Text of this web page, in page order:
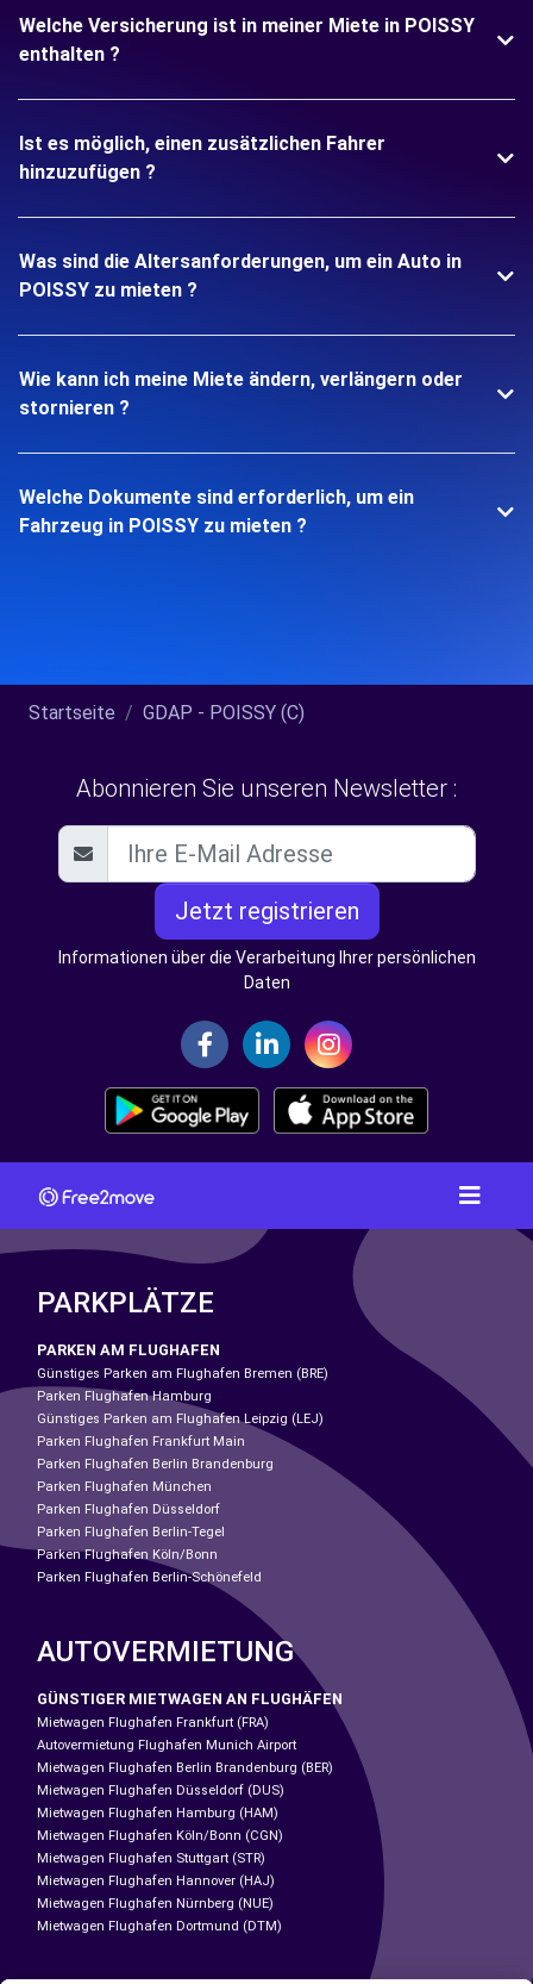
Welche Versicherung ist in meiner Miete in POISSY
enthalten ?
Ist es möglich, einen zusätzlichen Fahrer
hinzuzufügen ?
Was sind die Altersanforderungen, um ein Auto in
POISSY zu mieten ?
Wie kann ich meine Miete ändern, verlängern oder
stornieren ?
Welche Dokumente sind erforderlich, um ein
Fahrzeug in POISSY zu mieten ?
Startseite GDAP - POISSY (C)
Abonnieren Sie unseren Newsletter :
Jetzt registrieren
Informationen über die Verarbeitung Ihrer persönlichen
Daten
PARKPLÄTZE
PARKEN AM FLUGHAFEN
Günstiges Parken am Flughafen Bremen (BRE)
Parken Flughafen Hamburg
Günstiges Parken am Flughafen Leipzig (LEJ)
Parken Flughafen Frankfurt Main
Parken Flughafen Berlin Brandenburg
Parken Flughafen München
Parken Flughafen Düsseldorf
Parken Flughafen Berlin-Tegel
Parken Flughafen Köln/Bonn
Parken Flughafen Berlin-Schönefeld
AUTOVERMIETUNG
GÜNSTIGER MIETWAGEN AN FLUGHÄFEN
Mietwagen Flughafen Frankfurt (FRA)
Autovermietung Flughafen Munich Airport
Mietwagen Flughafen Berlin Brandenburg (BER)
Mietwagen Flughafen Düsseldorf (DUS)
Mietwagen Flughafen Hamburg (HAM)
Mietwagen Flughafen Köln/Bonn (CGN)
Mietwagen Flughafen Stuttgart (STR)
Mietwagen Flughafen Hannover (HAJ)
Mietwagen Flughafen Nürnberg (NUE)
Mietwagen Flughafen Dortmund (DTM)